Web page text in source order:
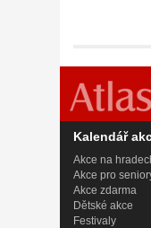
Kalendář
Akce na
Akce pro
Akce zdarma
Dětské akce
Festivaly